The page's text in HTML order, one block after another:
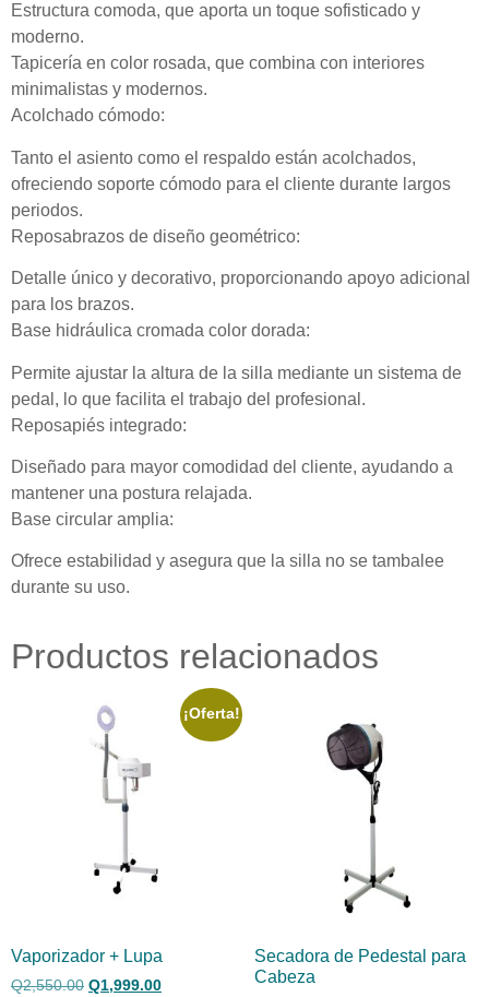
Estructura comoda, que aporta un toque sofisticado y
moderno.
Tapicería en color rosada, que combina con interiores
minimalistas y modernos.
Acolchado cómodo:
Tanto el asiento como el respaldo están acolchados,
ofreciendo soporte cómodo para el cliente durante largos
periodos.
Reposabrazos de diseño geométrico:
Detalle único y decorativo, proporcionando apoyo adicional
para los brazos.
Base hidráulica cromada color dorada:
Permite ajustar la altura de la silla mediante un sistema de
pedal, lo que facilita el trabajo del profesional.
Reposapiés integrado:
Diseñado para mayor comodidad del cliente, ayudando a
mantener una postura relajada.
Base circular amplia:
Ofrece estabilidad y asegura que la silla no se tambalee
durante su uso.
Productos relacionados
¡Oferta!
Vaporizador + Lupa
Q2,550.00 Q1,999.00
Secadora de Pedestal para
Cabeza